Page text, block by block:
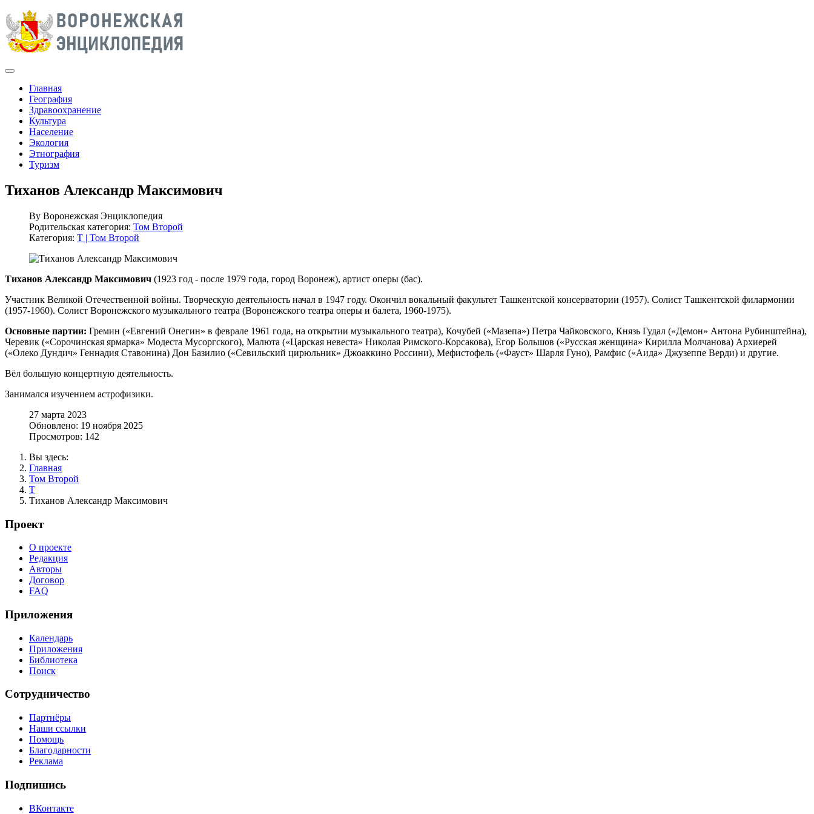
Главная
География
Здравоохранение
Культура
Население
Экология
Этнография
Туризм
Тиханов Александр Максимович
By Воронежская Энциклопедия
Родительская категория: Том Второй
Категория: Т | Том Второй
Тиханов Александр Максимович (1923 год - после 1979 года, город Воронеж), артист оперы (бас).
Участник Великой Отечественной войны. Творческую деятельность начал в 1947 году. Окончил вокальный факультет Ташкентской консерватории (1957). Солист Ташкентской филармонии
(1957-1960). Солист Воронежского музыкального театра (Воронежского театра оперы и балета, 1960-1975).
Основные партии: Гремин («Евгений Онегин» в феврале 1961 года, на открытии музыкального театра), Кочубей («Мазепа») Петра Чайковского, Князь Гудал («Демон» Антона Рубинштейна),
Черевик («Сорочинская ярмарка» Модеста Мусоргского), Малюта («Царская невеста» Николая Римского-Корсакова), Егор Большов («Русская женщина» Кирилла Молчанова) Архиерей
(«Олеко Дундич» Геннадия Ставонина) Дон Базилио («Севильский цирюльник» Джоаккино Россини), Мефистофель («Фауст» Шарля Гуно), Рамфис («Аида» Джузеппе Верди) и другие.
Вёл большую концертную деятельность.
Занимался изучением астрофизики.
27 марта 2023
Обновлено: 19 ноября 2025
Просмотров: 142
Вы здесь:
Главная
Том Второй
Т
Тиханов Александр Максимович
Проект
О проекте
Редакция
Авторы
Договор
FAQ
Приложения
Календарь
Приложения
Библиотека
Поиск
Сотрудничество
Партнёры
Наши ссылки
Помощь
Благодарности
Реклама
Подпишись
ВКонтакте